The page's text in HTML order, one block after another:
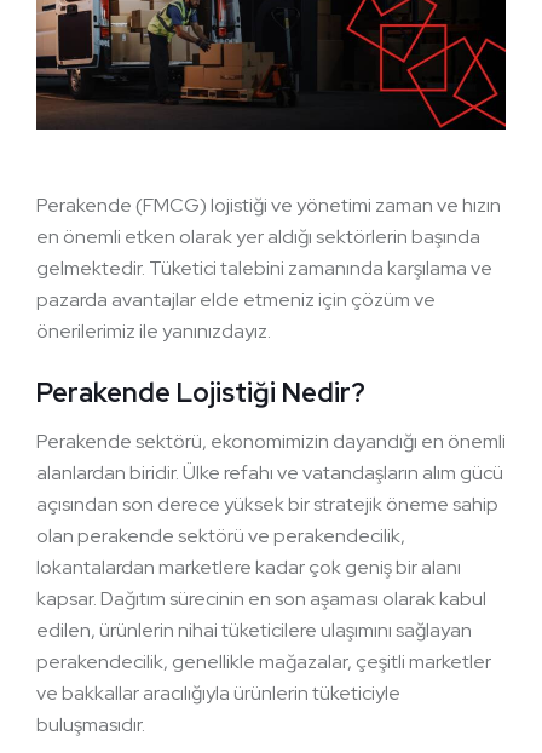
Perakende (FMCG) lojistiği ve yönetimi zaman ve hızın
en önemli etken olarak yer aldığı sektörlerin başında
gelmektedir. Tüketici talebini zamanında karşılama ve
pazarda avantajlar elde etmeniz için çözüm ve
önerilerimiz ile yanınızdayız.
Perakende Lojistiği Nedir?
Perakende sektörü, ekonomimizin dayandığı en önemli
alanlardan biridir. Ülke refahı ve vatandaşların alım gücü
açısından son derece yüksek bir stratejik öneme sahip
olan perakende sektörü ve perakendecilik,
lokantalardan marketlere kadar çok geniş bir alanı
kapsar. Dağıtım sürecinin en son aşaması olarak kabul
edilen, ürünlerin nihai tüketicilere ulaşımını sağlayan
perakendecilik, genellikle mağazalar, çeşitli marketler
ve bakkallar aracılığıyla ürünlerin tüketiciyle
buluşmasıdır.